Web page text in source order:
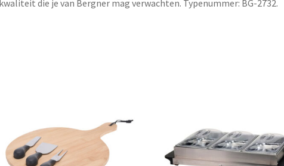
kwaliteit die je van Bergner mag verwachten. Typenummer: BG-2732.